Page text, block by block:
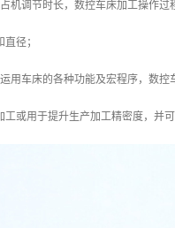
机调节时长，数控车床加工操作
径；
用车床的各种功能及宏程序，数
或用于提升生产加工精密度，并